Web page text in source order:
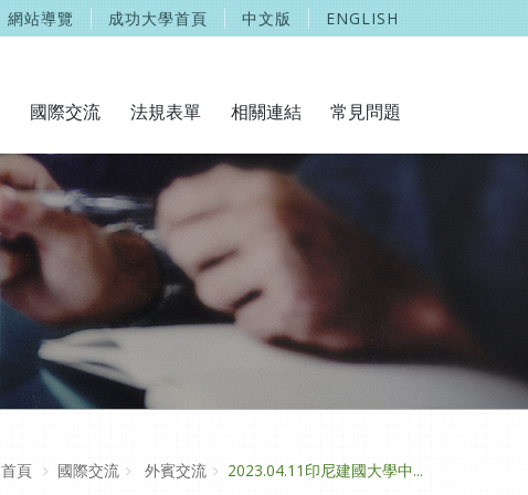
網站導覽 成功大學首頁 中文版 ENGLISH
國際交流 法規表單 相關連結 常見問題
首頁 國際交流 外賓交流 2023.04.11印尼建國大學中...